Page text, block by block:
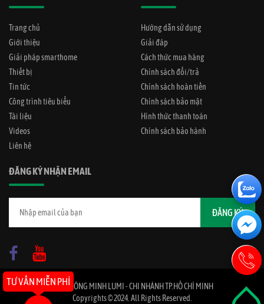
Trang chủ
Giới thiệu
Giải pháp smarthome
Thiết bị
Tin tức
Công trình tiêu biểu
Tài liệu
Videos
Liên hệ
Hướng dẫn sử dụng
Giải đáp
Cách thức mua hàng
Chính sách đổi/trả
Chính sách hoàn tiền
Chính sách bảo mật
Hình thức thanh toán
Chính sách bảo hành
ĐĂNG KÝ NHẬN EMAIL
NHÀ THÔNG MINH LUMI - CHI NHÁNH TP.HỒ CHÍ MINH
Copyrights © 2024. All Rights Reserved.
TƯ VẤN MIỄN PHÍ